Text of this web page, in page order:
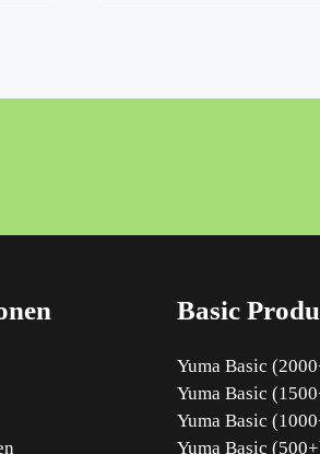
Basic
Yuma Basic
Yuma Basic
Yuma Basic
Yuma Basic